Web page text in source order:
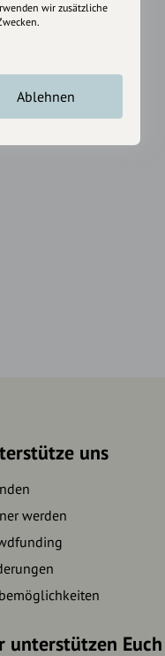
uns
werden
unterstützen Euch
wir zusätzliche
Ablehnen